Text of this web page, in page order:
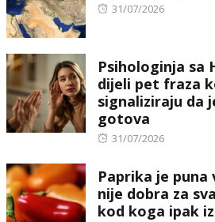
Posted
31/07/2026
Psihologinja sa
dijeli pet fraza
signaliziraju da
gotova
Posted
31/07/2026
Paprika je
nije dobra za
kod koga ipak